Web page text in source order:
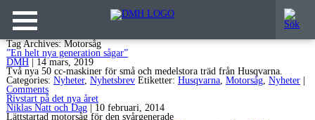
Tag Archives: Motorsåg
”En helt nya generation sågar”
DMH
14 mars, 2019
Två nya 50 cc-maskiner för små och medelstora träd från Husqvarna.
Categories: Nyheter, Nyhetsbrev Etiketter: Husqvarna, Motorsåg, Nyheter
Comments
Rivstart på det nya året
Niklas Natt och Dag
10 februari, 2014
Lättstartad motorsåg för den svårgenerade